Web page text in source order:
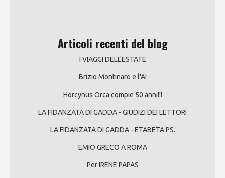
Articoli recenti del blog
I VIAGGI DELL'ESTATE
Brizio Montinaro e l'AI
Horcynus Orca compie 50 anni!!!
LA FIDANZATA DI GADDA - GIUDIZI DEI LETTORI
LA FIDANZATA DI GADDA - ETABETA PS.
EMIO GRECO A ROMA
Per IRENE PAPAS